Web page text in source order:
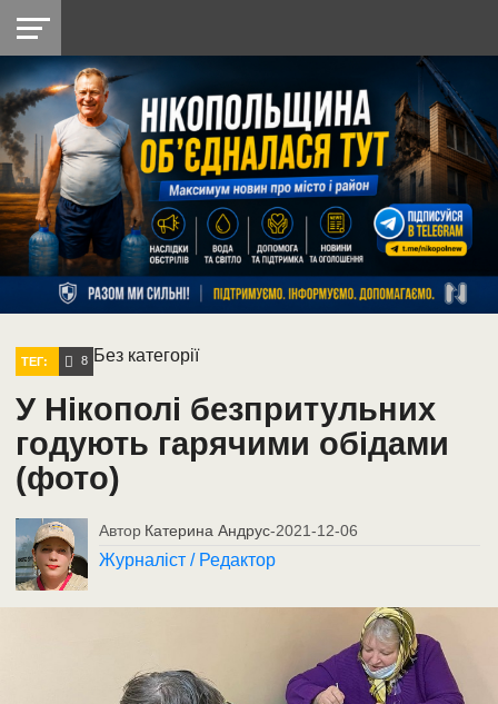
НІКОПОЛЬ
РАЙОН
СІЧЕСЛАВСЬКА
УКРАЇНА
РЕТРО
НІКОПОЛЬ
ЛАЙТ
УКРАЇНА
ДОПОМОГА
РАДІО
Без категорії
ТЕГ: 8
У Нікополі безпритульних
годують гарячими обідами
(фото)
Автор Катерина Андрус-2021-12-06
Журналіст / Редактор